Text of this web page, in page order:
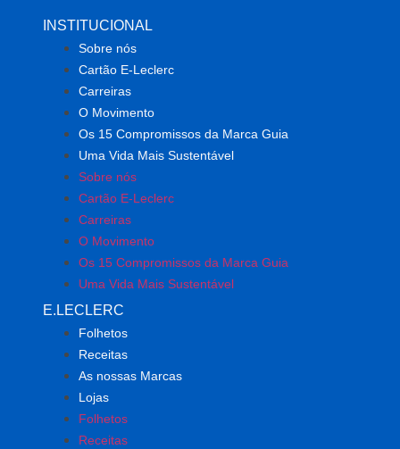
INSTITUCIONAL
Sobre nós
Cartão E-Leclerc
Carreiras
O Movimento
Os 15 Compromissos da Marca Guia
Uma Vida Mais Sustentável
Sobre nós
Cartão E-Leclerc
Carreiras
O Movimento
Os 15 Compromissos da Marca Guia
Uma Vida Mais Sustentável
E.LECLERC
Folhetos
Receitas
As nossas Marcas
Lojas
Folhetos
Receitas